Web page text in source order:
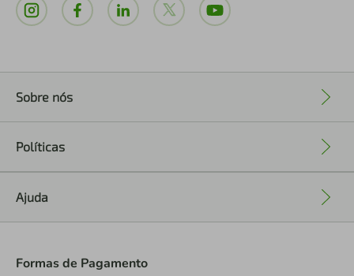
Sobre nós
Políticas
Ajuda
Formas de Pagamento